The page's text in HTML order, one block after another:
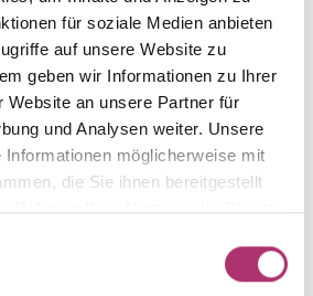
für soziale Medien anbieten
auf unsere Website zu
geben wir Informationen zu Ihrer
Website an unsere Partner für
und Analysen weiter. Unsere
Informationen möglicherweise mit
die Sie ihnen bereitgestellt
Rahmen Ihrer Nutzung der Dienste
Metal Color
white gold
Colored stone
Ring Width